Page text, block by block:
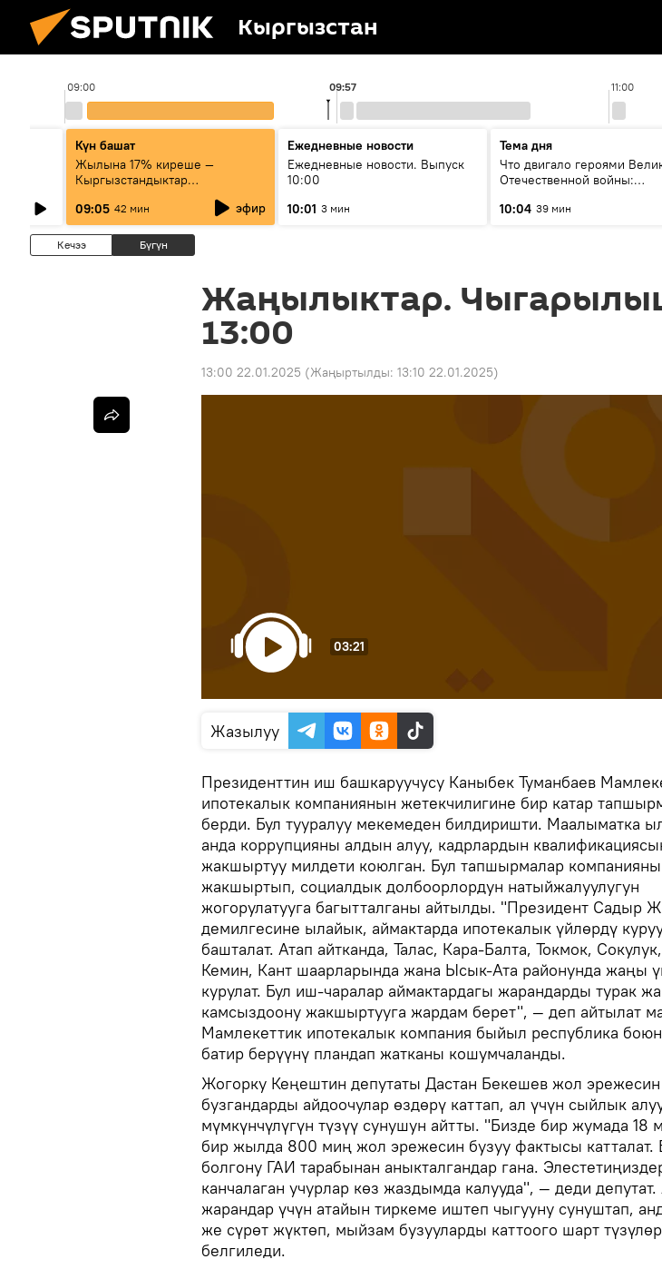
Кыргызстан
09:00 11:00
09:57
Күн башат
Жылына 17% киреше —
Кыргызстандыктар
кагаздарды кантип сатып алат?
09:05 42 мин эфир
Ежедневные новости
Ежедневные новости. Выпуск
10:00
10:01 3 мин
Тема дня
Что двигало героями
Отечественной войны:
Тулебердиева
10:04 39 мин
Кечээ Бүгүн
Жаңылыктар.
13:00
13:00 22.01.2025 (Жаңыртылды: 13:10 22.01.2025)
03:21
Жазылуу
Президенттин иш башкаруучусу Каныбек Туманбаев
ипотекалык компаниянын жетекчилигине бир катар
берди. Бул тууралуу мекемеден билдиришти. Маалыматка
анда коррупцияны алдын алуу, кадрлардын
жакшыртуу милдети коюлган. Бул тапшырмалар
жакшыртып, социалдык долбоорлордун натыйжалуулугун
жогорулатууга багытталганы айтылды. "Президент Садыр
демилгесине ылайык, аймактарда ипотекалык үйлөрдү
башталат. Атап айтканда, Талас, Кара-Балта, Токмок,
Кемин, Кант шаарларында жана Ысык-Ата районунда жаңы
курулат. Бул иш-чаралар аймактардагы жарандарды турак
камсыздоону жакшыртууга жардам берет", — деп айтылат
Мамлекеттик ипотекалык компания быйыл республика
батир берүүнү пландап жатканы кошумчаланды.
Жогорку Кеңештин депутаты Дастан Бекешев жол эрежесин
бузгандарды айдоочулар өздөрү каттап, ал үчүн сыйлык
мүмкүнчүлүгүн түзүү сунушун айтты. "Бизде бир жумада 18
бир жылда 800 миң жол эрежесин бузуу фактысы катталат.
болгону ГАИ тарабынан аныкталгандар гана.
канчалаган учурлар көз жаздымда калууда", — деди
жарандар үчүн атайын тиркеме иштеп чыгууну сунуштап,
же сүрөт жүктөп, мыйзам бузууларды каттоого шарт
белгиледи.